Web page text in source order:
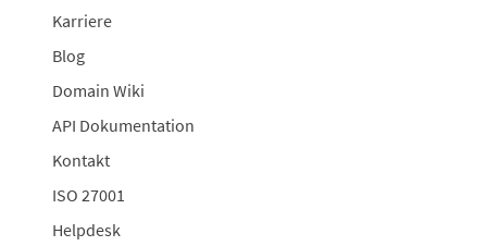
Karriere
Blog
Domain Wiki
API Dokumentation
Kontakt
ISO 27001
Helpdesk